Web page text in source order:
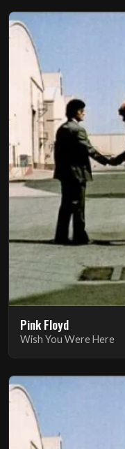
Pink Floyd
Wish You Were Here